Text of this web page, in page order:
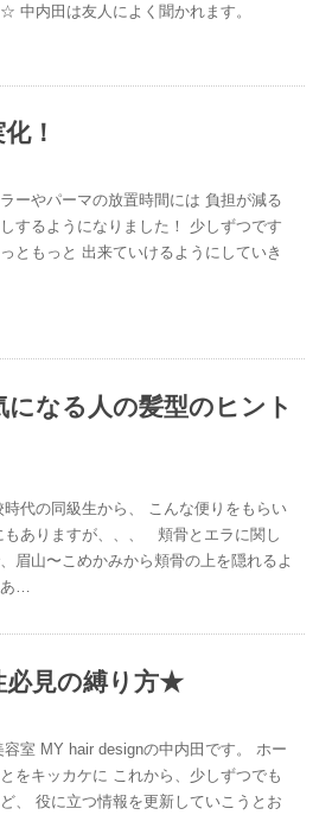
中内田は友人によく聞かれます。
！
ーやパーマの放置時間には 負担が減る
するようになりました！ 少しずつです
ともっと 出来ていけるようにしていき
なる人の髪型のヒント
時代の同級生から、 こんな便りをもらい
もありますが、、、 頬骨とエラに関し
眉山〜こめかみから頬骨の上を隠れるよ
…
必見の縛り方★
室 MY hair designの中内田です。 ホー
をキッカケに これから、少しずつでも
、 役に立つ情報を更新していこうとお